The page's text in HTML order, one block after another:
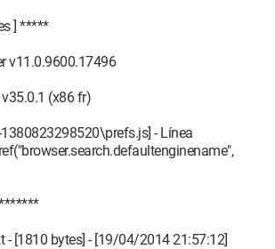
] *****
v11.0.9600.17496
(x86 fr)
- Línea
- [1810 bytes] - [19/04/2014 21:57:12]